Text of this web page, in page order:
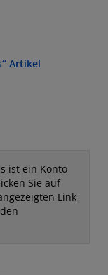
Artikel
ist ein Konto
Sie auf
Link